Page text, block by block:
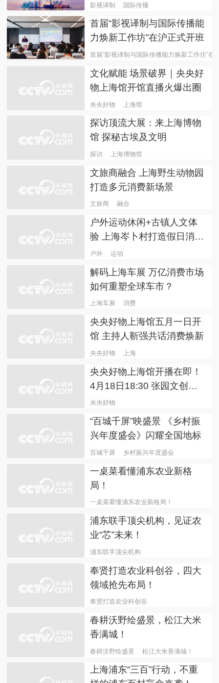
月29日18:00开播 端午好礼
限时秒杀
央央好物 上海馆
从云端雅集到幕后揭秘 总台
戏曲360°陪伴式带你赴“梅花
之约”
梅花奖
影视为桥 智译传声：首
届“影视译制与国际传播能力
焕新工作坊”在沪成功举办
影视译制 国际传播
首届“影视译制与国际传播能
力焕新工作坊”在沪正式开班
首届“影视译制与国际传播能力焕新工作坊”在
文化赋能 场景破界｜央央好
物上海馆开馆直播火爆出圈
央央好物 上海馆
探访顶流大展：来上海博物
馆 探秘古埃及文明
探访 上海博物馆
文旅商融合 上海野生动物园
打造多元消费新场景
文旅商 融合
户外运动休闲+古镇人文体
验 上海岑卜村打造假日消费
新场景
户外 运动
解码上海车展 万亿消费市场
如何重塑全球车市？
上海车展 消费
央央好物上海馆五月一日开
馆 主持人靳强共话消费焕新
央央好物 上海
央央好物上海馆开播在即！
4月18日18:30 张园文创首
次线上亮相
央央好物
“百城千屏”映盛景 《乡村振
兴年度盛会》闪耀全国地标
百城千屏 乡村振兴年度盛会
一桌菜看懂浦东农业新格
局！
一桌菜看懂浦东农业新格局！
浦东联手顶尖机构，见证农
业“芯”未来！
浦东联手顶尖机构 见证农业“芯”未来！